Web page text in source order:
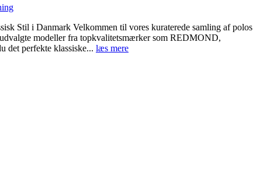
Stil i Danmark Velkommen til vores kuraterede samling af polos
modeller fra topkvalitetsmærker som REDMOND,
perfekte klassiske... læs mere